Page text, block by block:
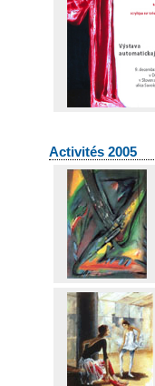
Activités 2005